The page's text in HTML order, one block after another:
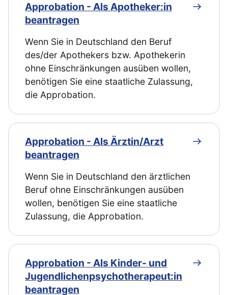
Approbation - Als Apotheker:in
beantragen
Wenn Sie in Deutschland den Beruf
des/der Apothekers bzw. Apothekerin
ohne Einschränkungen ausüben wollen,
benötigen Sie eine staatliche Zulassung,
die Approbation.
Approbation - Als Ärztin/Arzt
beantragen
Wenn Sie in Deutschland den ärztlichen
Beruf ohne Einschränkungen ausüben
wollen, benötigen Sie eine staatliche
Zulassung, die Approbation.
Approbation - Als Kinder- und
Jugendlichenpsychotherapeut:in
beantragen